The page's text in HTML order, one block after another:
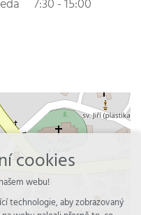
7:30 - 15:00
cookies
webu!
technologie, aby zobrazovaný